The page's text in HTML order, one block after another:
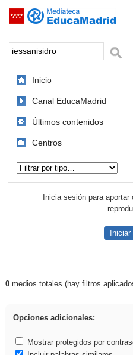
Saltar navegación
Palabra o frase:
Inicio
Canal EducaMadrid
Últimos contenidos
Centros
Inicia sesión para
Resultados de:
0medios totales (hay filtros
Opciones adicionales:
Mostrar protegidos por